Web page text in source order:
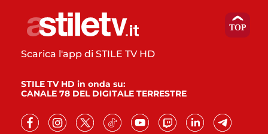
Scarica l'app di STILE TV HD
STILE TV HD in onda su:
CANALE 78 DEL DIGITALE TERRESTRE